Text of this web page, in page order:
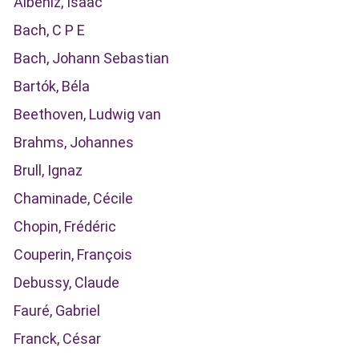
Bach, C P E
Bach, Johann Sebastian
Bartók, Béla
Beethoven, Ludwig van
Brahms, Johannes
Brull, Ignaz
Chaminade, Cécile
Chopin, Frédéric
Couperin, François
Debussy, Claude
Fauré, Gabriel
Franck, César